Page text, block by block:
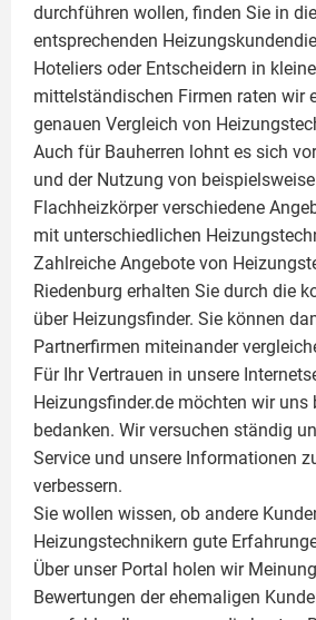
durchführen wollen, finden Sie in
entsprechenden
Hoteliers oder Entscheidern in
mittelständischen Firmen raten wir
genauen Vergleich von
Auch für Bauherren lohnt es sich
und der Nutzung von
Flachheizkörperverschiedene
mit unterschiedlichen
Zahlreiche Angebote von
Riedenburg erhalten Sie durch die
über Heizungsfinder. Sie können
Partnerfirmen miteinander
Für Ihr Vertrauen in unsere
Heizungsfinder.de möchten wir uns
bedanken. Wir versuchen ständig
Service und unsere Informationen
verbessern.
Sie wollen wissen, ob andere
Heizungstechnikern gute
Über unser Portal holen wir
Bewertungen der ehemaligen